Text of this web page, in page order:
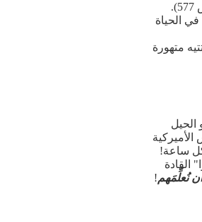
الحياة
متهورة
الحيل
مع عدد من الكتب المقدسة الرثة ، تشهد تحويل 1200 شخصاً كل ساعة!
القادة
نُعلِّمَهم!